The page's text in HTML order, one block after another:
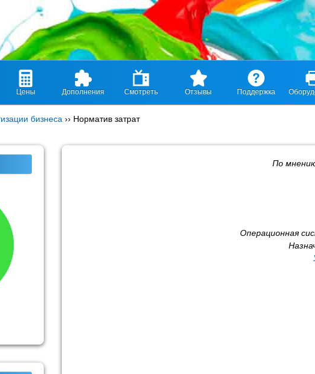
Цены Дополнения Смотреть Отзывы Поддержка
бизнеса ›› Норматив затрат
По
Операционная